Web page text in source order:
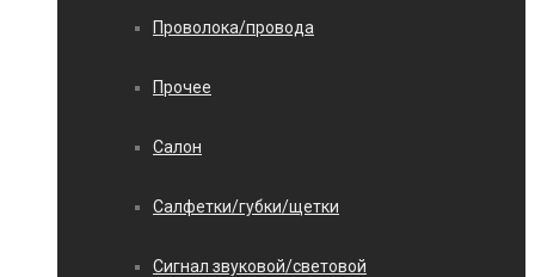
Проволока/провода
Прочее
Салон
Салфетки/губки/щетки
Сигнал звуковой/световой